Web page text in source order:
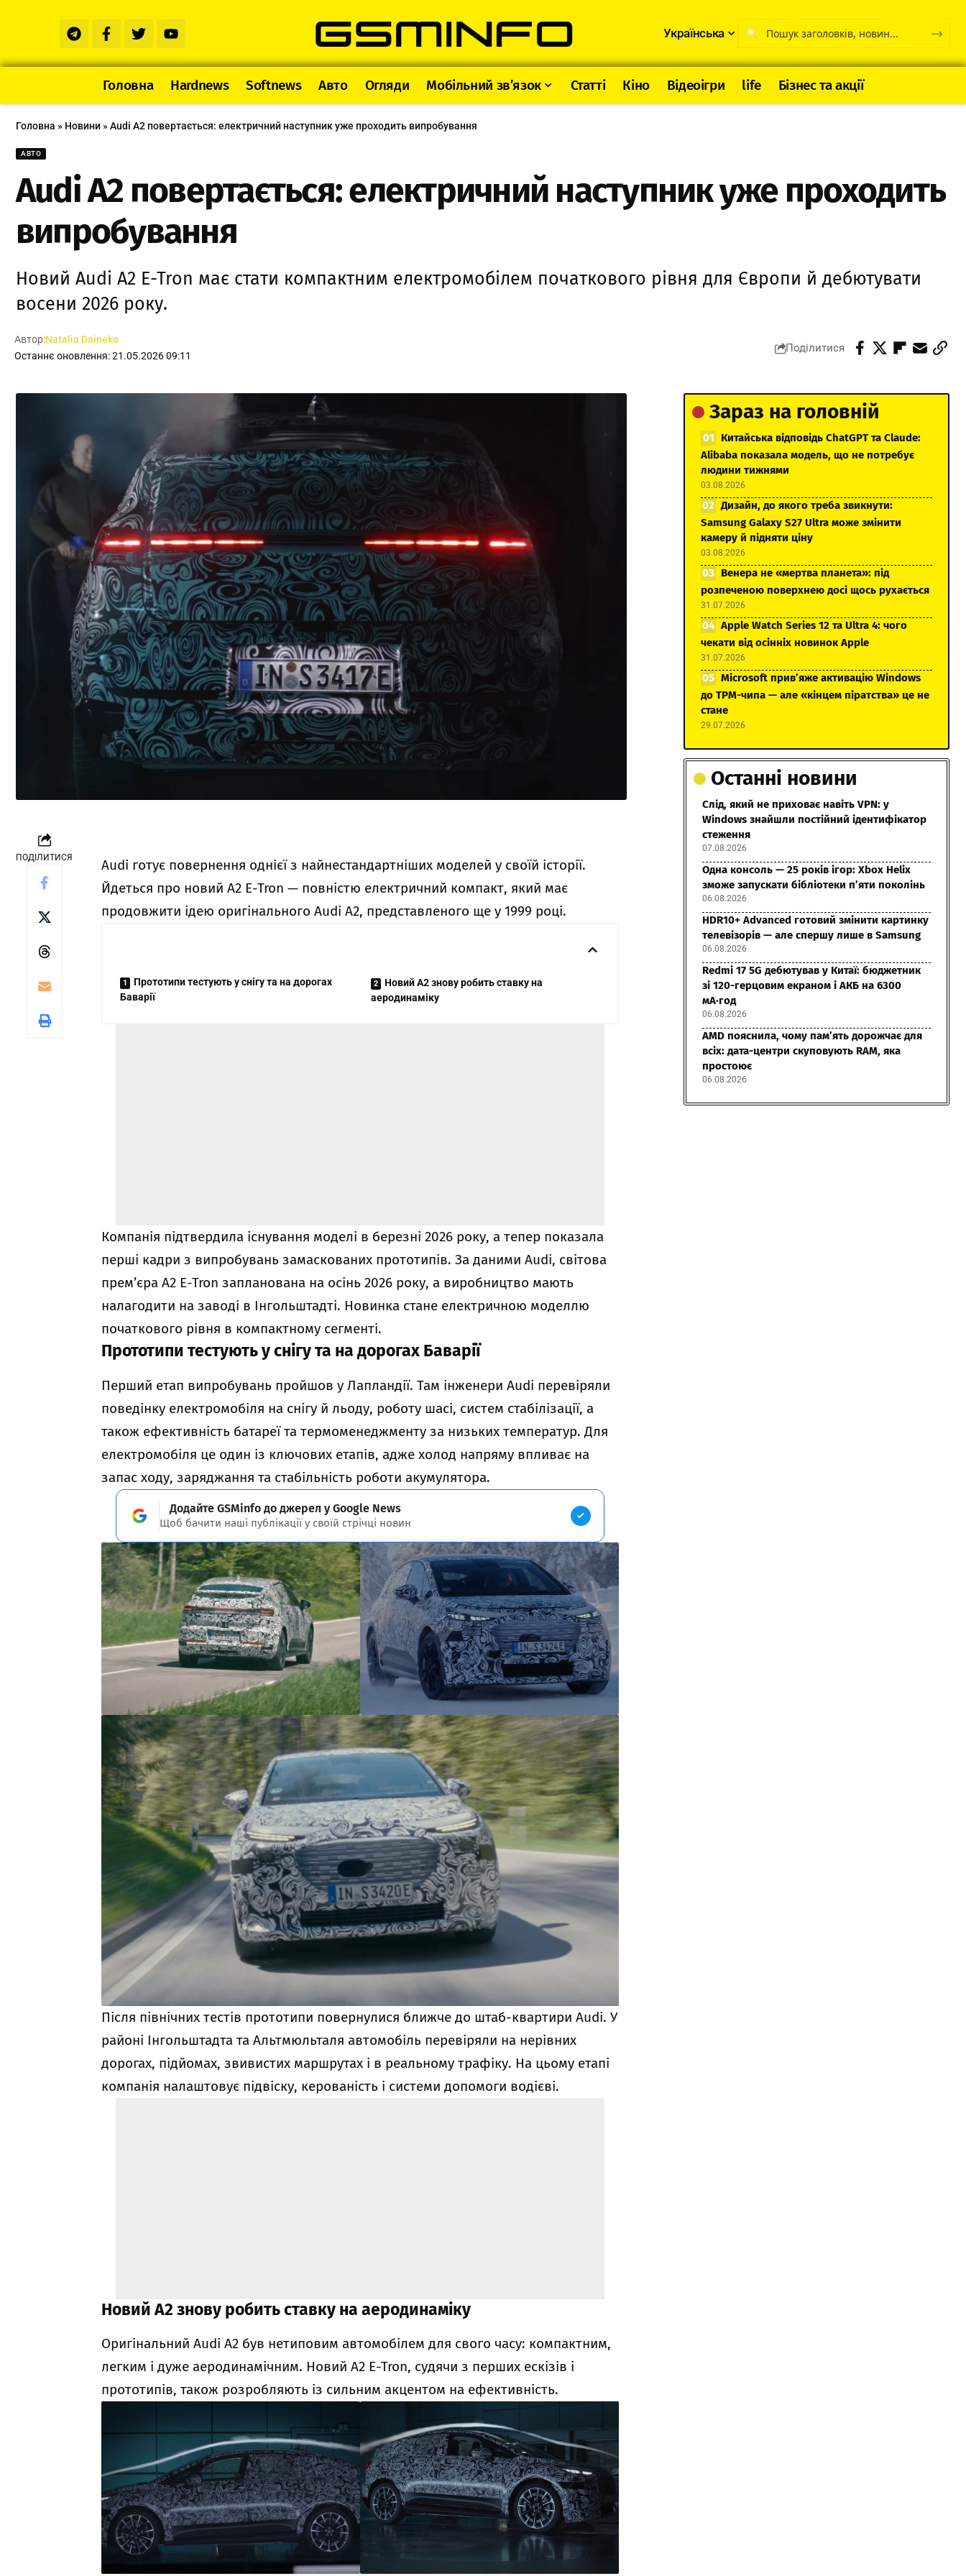
Українська
Головна Hardnews Softnews Авто Огляди Мобільний зв’язок Статті Кіно Відеоігри life Бізнес та акції
Головна » Новини»Audi A2 повертається: електричний наступник уже проходить випробування
АВТО
Audi A2 повертається: електричний наступник уже проходить
випробування
Новий Audi A2 E-Tron має стати компактним електромобілем початкового рівня для Європи й дебютувати
восени 2026 року.
Останнє оновлення: 21.05.2026 09:11
Автор:Natalia Daineko
Поділитися
ПОДІЛИТИСЯ
Audi готує повернення однієї з найнестандартніших моделей у своїй історії.
Йдеться про новий A2 E-Tron — повністю електричний компакт, який має
продовжити ідею оригінального Audi A2, представленого ще у 1999 році.
Прототипи тестують у снігу та на дорогах
Баварії
Новий A2 знову робить ставку на
аеродинаміку
Компанія підтвердила існування моделі в березні 2026 року, а тепер показала
перші кадри з випробувань замаскованих прототипів. За даними Audi, світова
прем’єра A2 E-Tron запланована на осінь 2026 року, а виробництво мають
налагодити на заводі в Інгольштадті. Новинка стане електричною моделлю
початкового рівня в компактному сегменті.
Прототипи тестують у снігу та на дорогах Баварії
Перший етап випробувань пройшов у Лапландії. Там інженери Audi перевіряли
поведінку електромобіля на снігу й льоду, роботу шасі, систем стабілізації, а
також ефективність батареї та термоменеджменту за низьких температур. Для
електромобіля це один із ключових етапів, адже холод напряму впливає на
запас ходу, заряджання та стабільність роботи акумулятора.
Додайте GSMinfo до джерел у Google News
Щоб бачити наші публікації у своїй стрічці новин
Після північних тестів прототипи повернулися ближче до штаб-квартири Audi. У
районі Інгольштадта та Альтмюльталя автомобіль перевіряли на нерівних
дорогах, підйомах, звивистих маршрутах і в реальному трафіку. На цьому етапі
компанія налаштовує підвіску, керованість і системи допомоги водієві.
Новий A2 знову робить ставку на аеродинаміку
Оригінальний Audi A2 був нетиповим автомобілем для свого часу: компактним,
легким і дуже аеродинамічним. Новий A2 E-Tron, судячи з перших ескізів і
прототипів, також розробляють із сильним акцентом на ефективність.
Зараз на головній
Китайська відповідь ChatGPT та Claude:
Alibaba показала модель, що не потребує
людини тижнями
03.08.2026
Дизайн, до якого треба звикнути:
Samsung Galaxy S27 Ultra може змінити
камеру й підняти ціну
03.08.2026
Венера не «мертва планета»: під
розпеченою поверхнею досі щось рухається
31.07.2026
Apple Watch Series 12 та Ultra 4: чого
чекати від осінніх новинок Apple
31.07.2026
Microsoft прив’яже активацію Windows
до TPM-чипа — але «кінцем піратства» це не
стане
29.07.2026
Останні новини
Слід, який не приховає навіть VPN: у
Windows знайшли постійний ідентифікатор
стеження
07.08.2026
Одна консоль — 25 років ігор: Xbox Helix
зможе запускати бібліотеки п’яти поколінь
06.08.2026
HDR10+ Advanced готовий змінити картинку
телевізорів — але спершу лише в Samsung
06.08.2026
Redmi 17 5G дебютував у Китаї: бюджетник
зі 120-герцовим екраном і АКБ на 6300
мА·год
06.08.2026
AMD пояснила, чому пам’ять дорожчає для
всіх: дата-центри скуповують RAM, яка
простоює
06.08.2026